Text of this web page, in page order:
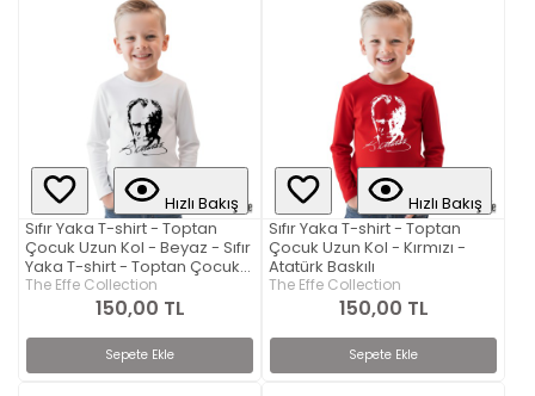
Hızlı Bakış
Sıfır Yaka T-shirt - Toptan
Çocuk Uzun Kol - Beyaz - Sıfır
Yaka T-shirt - Toptan Çocuk
Uzun Kol - Kırmızı - Atatürk
The Effe Collection
150,00 TL
Sepete Ekle
Hızlı Bakış
Sıfır Yaka T-shirt - Toptan
Çocuk Uzun Kol - Kırmızı -
Atatürk Baskılı
The Effe Collection
150,00 TL
Sepete Ekle